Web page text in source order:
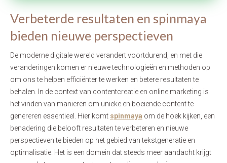
Verbeterde resultaten en spinmaya
bieden nieuwe perspectieven
De moderne digitale wereld verandert voortdurend, en met die
veranderingen komen er nieuwe technologieën en methoden op
om ons te helpen efficiënter te werken en betere resultaten te
behalen. In de context van contentcreatie en online marketing is
het vinden van manieren om unieke en boeiende content te
genereren essentieel. Hier komt spinmaya om de hoek kijken, een
benadering die belooft resultaten te verbeteren en nieuwe
perspectieven te bieden op het gebied van tekstgeneratie en
optimalisatie. Het is een domein dat steeds meer aandacht krijgt